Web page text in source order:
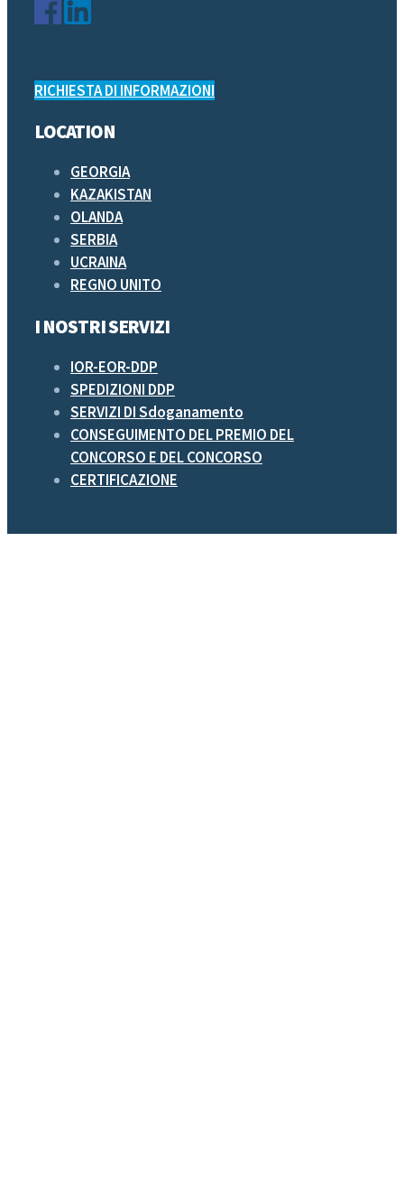
RICHIESTA DI INFORMAZIONI
LOCATION
GEORGIA
KAZAKISTAN
OLANDA
SERBIA
UCRAINA
REGNO UNITO
I NOSTRI SERVIZI
IOR-EOR-DDP
SPEDIZIONI DDP
SERVIZI DI Sdoganamento
CONSEGUIMENTO DEL PREMIO DEL
CONCORSO E DEL CONCORSO
CERTIFICAZIONE